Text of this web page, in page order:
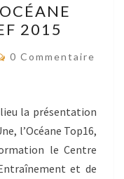
2015
Commentaires
0 Commentaire
la présentation
l’Océane Top16,
le Centre
et de